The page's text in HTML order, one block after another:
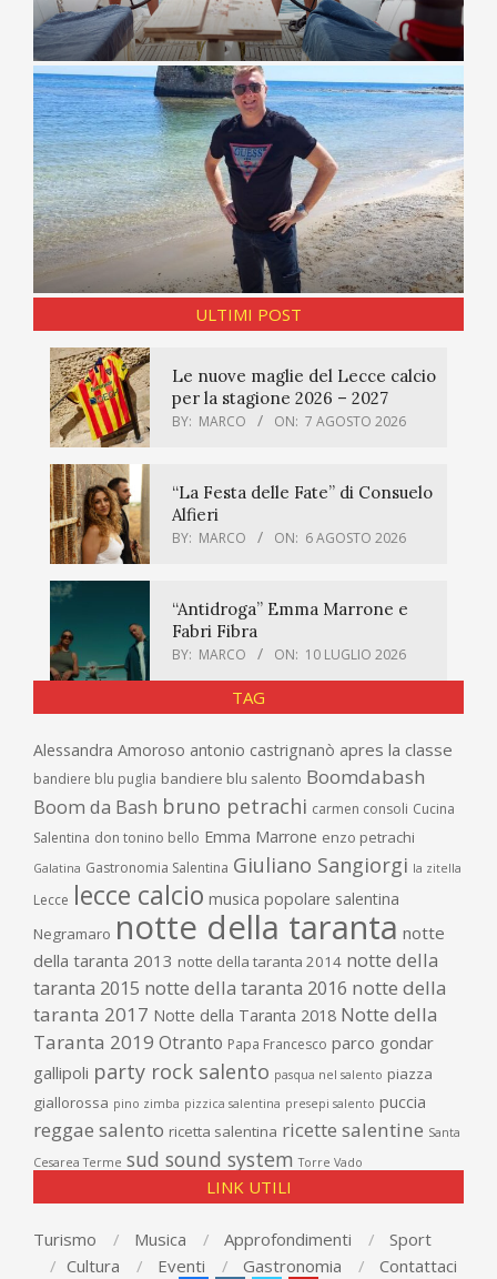
ULTIMI POST
Le nuove maglie del Lecce calcio
per la stagione 2026 – 2027
BY: MARCO ON: 7 AGOSTO 2026
“La Festa delle Fate” di Consuelo
Alfieri
BY: MARCO ON: 6 AGOSTO 2026
“Antidroga” Emma Marrone e
Fabri Fibra
BY: MARCO ON: 10 LUGLIO 2026
TAG
Alessandra Amoroso antonio castrignanò apres la classe
bandiere blu puglia bandiere blu salento Boomdabash
Boom da Bash bruno petrachi carmen consoli Cucina
Salentina don tonino bello Emma Marrone enzo petrachi
Galatina Gastronomia Salentina Giuliano Sangiorgi la zitella
Lecce lecce calcio musica popolare salentina
Negramaro notte della taranta notte
della taranta 2013 notte della taranta 2014 notte della
taranta 2015 notte della taranta 2016 notte della
taranta 2017 Notte della Taranta 2018 Notte della
Taranta 2019 Otranto Papa Francesco parco gondar
gallipoli party rock salento pasqua nel salento piazza
giallorossa pino zimba pizzica salentina presepi salento puccia
reggae salento ricetta salentina ricette salentine Santa
Cesarea Terme sud sound system Torre Vado
LINK UTILI
Turismo Musica Approfondimenti
Sport
Cultura
Eventi Gastronomia Contattaci